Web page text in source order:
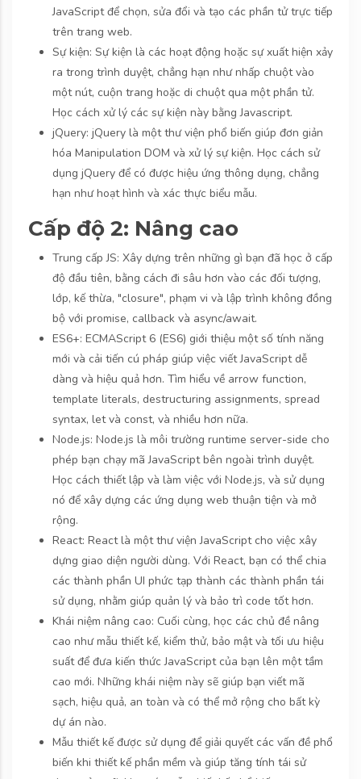
JavaScript để chọn, sửa đổi và tạo các phần tử trực tiếp
trên trang web.
Sự kiện: Sự kiện là các hoạt động hoặc sự xuất hiện xảy
ra trong trình duyệt, chẳng hạn như nhấp chuột vào
một nút, cuộn trang hoặc di chuột qua một phần tử.
Học cách xử lý các sự kiện này bằng Javascript.
jQuery: jQuery là một thư viện phổ biến giúp đơn giản
hóa Manipulation DOM và xử lý sự kiện. Học cách sử
dụng jQuery để có được hiệu ứng thông dụng, chẳng
hạn như hoạt hình và xác thực biểu mẫu.
Cấp độ 2: Nâng cao
Trung cấp JS: Xây dựng trên những gì bạn đã học ở cấp
độ đầu tiên, bằng cách đi sâu hơn vào các đối tượng,
lớp, kế thừa, "closure", phạm vi và lập trình không đồng
bộ với promise, callback và async/await.
ES6+: ECMAScript 6 (ES6) giới thiệu một số tính năng
mới và cải tiến cú pháp giúp việc viết JavaScript dễ
dàng và hiệu quả hơn. Tìm hiểu về arrow function,
template literals, destructuring assignments, spread
syntax, let và const, và nhiều hơn nữa.
Node.js: Node.js là môi trường runtime server-side cho
phép bạn chạy mã JavaScript bên ngoài trình duyệt.
Học cách thiết lập và làm việc với Node.js, và sử dụng
nó để xây dựng các ứng dụng web thuận tiện và mở
rộng.
React: React là một thư viện JavaScript cho việc xây
dựng giao diện người dùng. Với React, bạn có thể chia
các thành phần UI phức tạp thành các thành phần tái
sử dụng, nhằm giúp quản lý và bảo trì code tốt hơn.
Khái niệm nâng cao: Cuối cùng, học các chủ đề nâng
cao như mẫu thiết kế, kiểm thử, bảo mật và tối ưu hiệu
suất để đưa kiến thức JavaScript của bạn lên một tầm
cao mới. Những khái niệm này sẽ giúp bạn viết mã
sạch, hiệu quả, an toàn và có thể mở rộng cho bất kỳ
dự án nào.
Mẫu thiết kế được sử dụng để giải quyết các vấn đề phổ
biến khi thiết kế phần mềm và giúp tăng tính tái sử